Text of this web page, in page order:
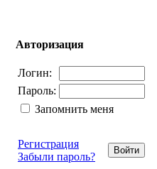
Авторизация
Логин:
Пароль:
Запомнить меня
Регистрация
Забыли пароль?